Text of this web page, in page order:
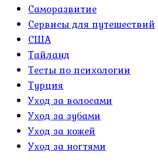
Саморазвитие
Сервисы для путешествий
США
Тайланд
Тесты по психологии
Турция
Уход за волосами
Уход за зубами
Уход за кожей
Уход за ногтями